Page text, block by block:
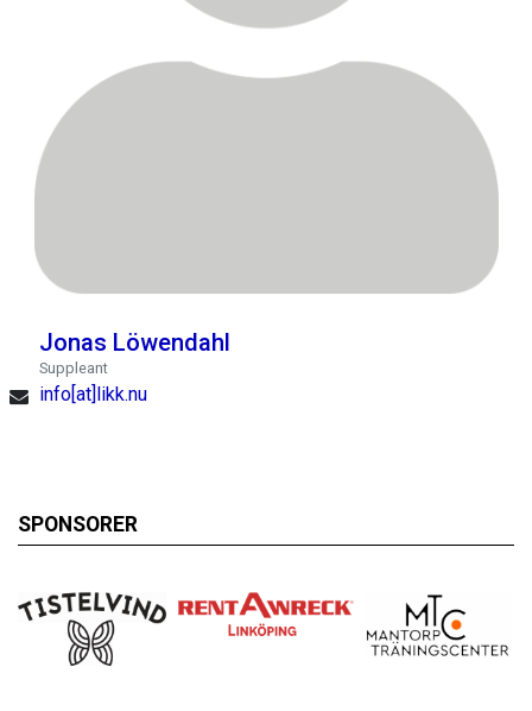
Jonas Löwendahl
Suppleant
info[at]likk.nu
SPONSORER